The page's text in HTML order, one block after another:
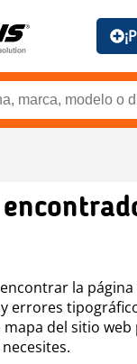
la
errores
del sitio web